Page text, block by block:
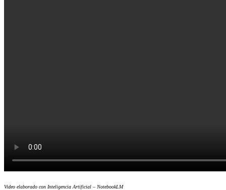
Video elaborado con Inteligencia Artificial – NotebookLM